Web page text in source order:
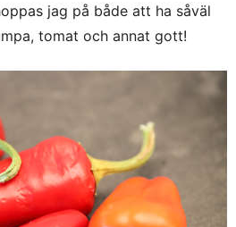
jag på både att ha såväl
tomat och annat gott!